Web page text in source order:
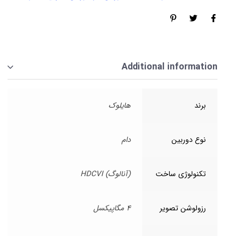
Additional information
برند هایلوک
نوع دوربین دام
تکنولوژی ساخت (آنالوگ) HDCVI
رزولوشن تصویر 4 مگاپیکسل